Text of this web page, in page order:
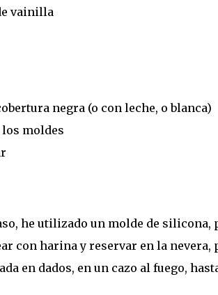
vainilla
negra (o con leche, o blanca)
moldes
he utilizado un molde de silicona,
con harina y reservar en la nevera,
en dados, en un cazo al fuego,